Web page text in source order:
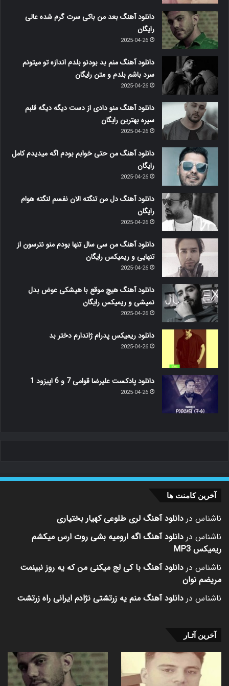
دانلود آهنگ بعد من باکی سرت گرم شده عالی
رایگان
2025-04-26
دانلود آهنگ منم بد بودنو بلدم اندازه تو میتونم
سرد باشم بلدم و متن رایگان
2025-04-26
دانلود آهنگ منو دادی از دست دیگه دیگه قلبم
سیره بهترین رایگان
2025-04-26
دانلود آهنگ من حتی خوابم بودم اگه میدیدم کامل
رایگان
2025-04-26
دانلود آهنگ دل من تنگته الان نفسم لنگته هوام
رایگان
2025-04-26
دانلود آهنگ من سی سال تنها بودم منو نترسون از
تنهایی و ریمیکس رایگان
2025-04-26
دانلود آهنگ هیچ موقع با هیشکی عوض بدل
نمیشی و ریمیکس رایگان
2025-04-26
دانلود ریمیکس پدرام ژاندارم دختر بد
2025-04-26
دانلود پادکست علیرضا قوامی 7 و 6 اپیزود 1
2025-04-26
آخرین کامنت ها
ناشناس در دانلود آهنگ لری طلوعی کهیار بختیاری
ناشناس در دانلود آهنگ اگه ارومیه بشی روت ارس میکشم
ریمیکس MP3
ناشناس در دانلود آهنگ با کی لج میکنی من که یه روز نبینمت
مریضم نوان
ناشناس در دانلود آهنگ منم یه زرتشتی نژادم ایرانی راه زرتشت
آخرین آثـار